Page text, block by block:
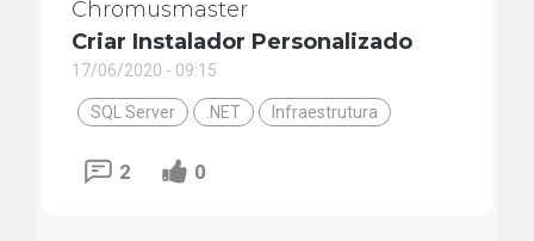
Chromusmaster
Criar Instalador Personalizado
17/06/2020 - 09:15
SQL Server .NET Infraestrutura
2 0